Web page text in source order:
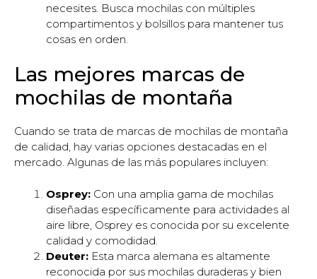
necesites. Busca mochilas con múltiples
compartimentos y bolsillos para mantener tus
cosas en orden.
Las mejores marcas de
mochilas de montaña
Cuando se trata de marcas de mochilas de montaña
de calidad, hay varias opciones destacadas en el
mercado. Algunas de las más populares incluyen:
Osprey: Con una amplia gama de mochilas
diseñadas específicamente para actividades al
aire libre, Osprey es conocida por su excelente
calidad y comodidad.
Deuter: Esta marca alemana es altamente
reconocida por sus mochilas duraderas y bien